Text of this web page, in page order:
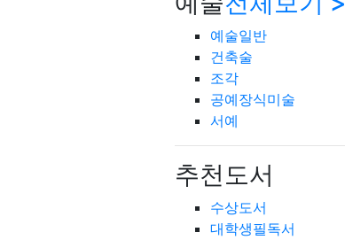
예술일반
건축술
조각
공예장식미술
서예
추천도서
수상도서
대학생필독서